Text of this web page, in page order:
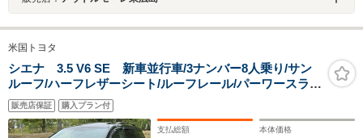
米国トヨタ
シエナ 3.5 V6 SE 新車並行車/3ナンバー8人乗り/サン
ルーフ/ハーフレザーシート/ルーフレール/パーワースライ
ドドア/パワーバックドア/イクリプスナビ・フルセグ
TV/ETC/Bカメ/9インチリアモニター/20インチAW/LEDヘ
ッド・テールライト
販売店保証 購入プラン付
支払総額 本体価格